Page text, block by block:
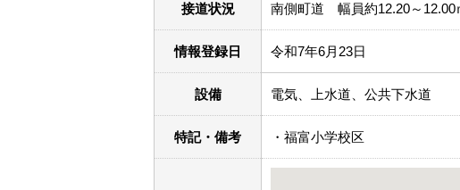
接道状況 南側町道 幅員約12.20～
情報登録日 令和7年6月23日
設備 電気、上水道、公共下水道
特記・備考 ・福富小学校区